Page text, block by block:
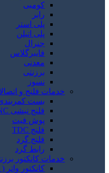
کومبی
رابر
پلی استر
پلی اتیلن
جنرال
فایبرگلاس
معدنی
برزنتی
نسوز
خدمات فلنج و
بست
فلنج نبشی CNC
پوش فیت
فلنج TDC
فلنج گرد
رابط گرد
خدمات کانکتور
کانکتور واتر